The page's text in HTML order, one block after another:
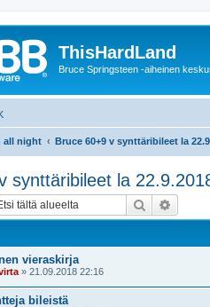
ThisHardLand
Bruce Springsteen -aiheinen
all night Bruce 60+9 v synttäribileet la
synttäribileet la
Etsi
vieraskirja
» 21.09.2018 22:16
bileistä